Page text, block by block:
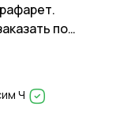
по
Ч